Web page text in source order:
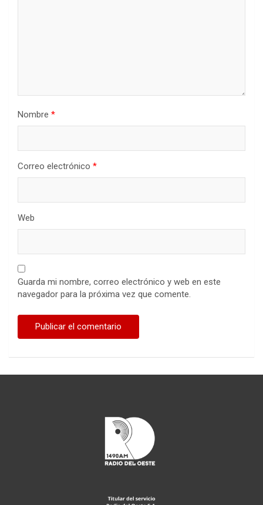
Nombre *
Correo electrónico *
Web
Guarda mi nombre, correo electrónico y web en este
navegador para la próxima vez que comente.